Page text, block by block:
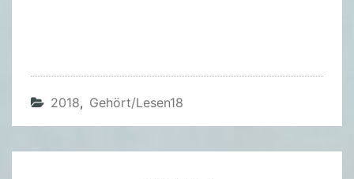
2
5
/
2018, Gehört/lesen18